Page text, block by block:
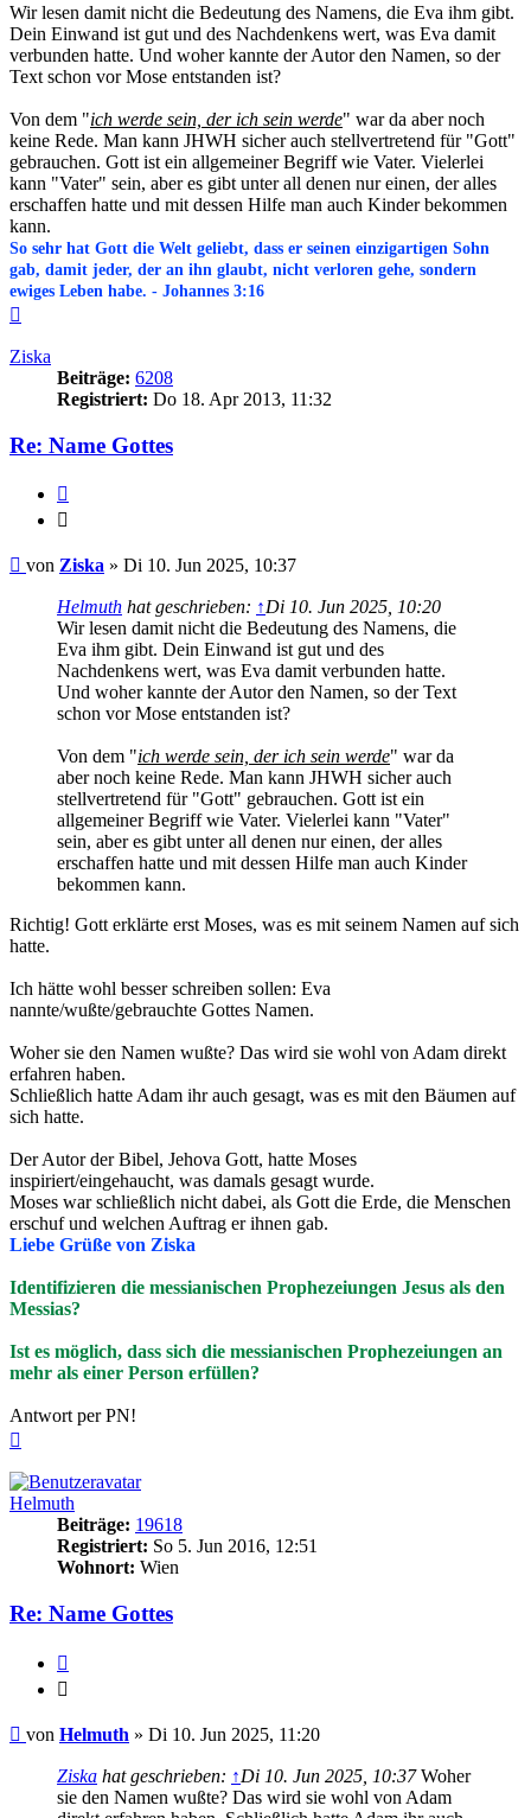
Wir lesen damit nicht die Bedeutung des Namens, die Eva ihm gibt.
Dein Einwand ist gut und des Nachdenkens wert, was Eva damit
verbunden hatte. Und woher kannte der Autor den Namen, so der
Text schon vor Mose entstanden ist?
Von dem "ich werde sein, der ich sein werde" war da aber noch
keine Rede. Man kann JHWH sicher auch stellvertretend für "Gott"
gebrauchen. Gott ist ein allgemeiner Begriff wie Vater. Vielerlei
kann "Vater" sein, aber es gibt unter all denen nur einen, der alles
erschaffen hatte und mit dessen Hilfe man auch Kinder bekommen
kann.
So sehr hat Gott die Welt geliebt, dass er seinen einzigartigen Sohn
gab, damit jeder, der an ihn glaubt, nicht verloren gehe, sondern
ewiges Leben habe. - Johannes 3:16
Ziska
Beiträge: 6208
Registriert: Do 18. Apr 2013, 11:32
Re: Name Gottes
Beitrag
von Ziska » Di 10. Jun 2025, 10:37
Helmuth hat geschrieben: ↑Di 10. Jun 2025, 10:20
Wir lesen damit nicht die Bedeutung des Namens, die
Eva ihm gibt. Dein Einwand ist gut und des
Nachdenkens wert, was Eva damit verbunden hatte.
Und woher kannte der Autor den Namen, so der Text
schon vor Mose entstanden ist?
Von dem "ich werde sein, der ich sein werde" war da
aber noch keine Rede. Man kann JHWH sicher auch
stellvertretend für "Gott" gebrauchen. Gott ist ein
allgemeiner Begriff wie Vater. Vielerlei kann "Vater"
sein, aber es gibt unter all denen nur einen, der alles
erschaffen hatte und mit dessen Hilfe man auch Kinder
bekommen kann.
Richtig! Gott erklärte erst Moses, was es mit seinem Namen auf sich
hatte.
Ich hätte wohl besser schreiben sollen: Eva
nannte/wußte/gebrauchte Gottes Namen.
Woher sie den Namen wußte? Das wird sie wohl von Adam direkt
erfahren haben.
Schließlich hatte Adam ihr auch gesagt, was es mit den Bäumen auf
sich hatte.
Der Autor der Bibel, Jehova Gott, hatte Moses
inspiriert/eingehaucht, was damals gesagt wurde.
Moses war schließlich nicht dabei, als Gott die Erde, die Menschen
erschuf und welchen Auftrag er ihnen gab.
Liebe Grüße von Ziska
Identifizieren die messianischen Prophezeiungen Jesus als den
Messias?
Ist es möglich, dass sich die messianischen Prophezeiungen an
mehr als einer Person erfüllen?
Antwort per PN!
Helmuth
Beiträge: 19618
Registriert: So 5. Jun 2016, 12:51
Wohnort: Wien
Re: Name Gottes
Beitrag
von Helmuth » Di 10. Jun 2025, 11:20
Ziska hat geschrieben: ↑Di 10. Jun 2025, 10:37Woher
sie den Namen wußte? Das wird sie wohl von Adam